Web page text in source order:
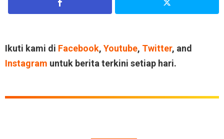
Ikuti kami di Facebook, Youtube, Twitter, and
Instagram untuk berita terkini setiap hari.